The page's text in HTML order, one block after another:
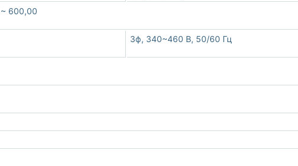
600,00
3ф, 340~460 В, 50/60 Гц